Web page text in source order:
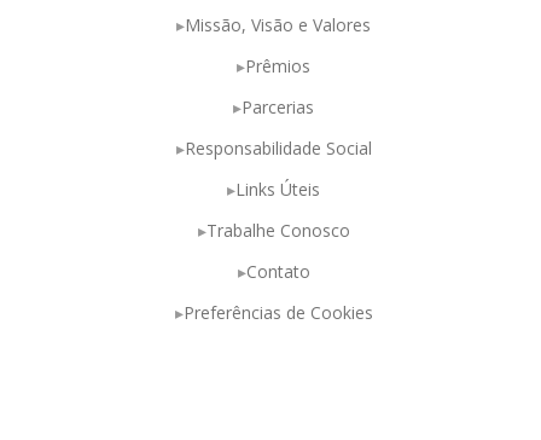
Missão, Visão e Valores
Prêmios
Parcerias
Responsabilidade Social
Links Úteis
Trabalhe Conosco
Contato
Preferências de Cookies